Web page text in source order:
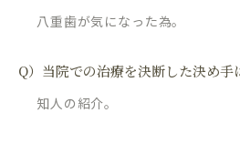
八重歯が気になった為。
Q）当院での治療を決断した決め手
知人の紹介。